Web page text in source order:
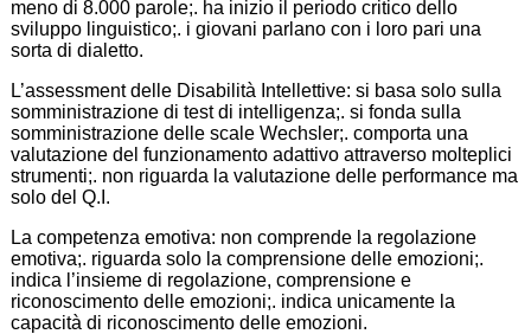
meno di 8.000 parole;. ha inizio il periodo critico dello
sviluppo linguistico;. i giovani parlano con i loro pari una
sorta di dialetto.
L’assessment delle Disabilità Intellettive: si basa solo sulla
somministrazione di test di intelligenza;. si fonda sulla
somministrazione delle scale Wechsler;. comporta una
valutazione del funzionamento adattivo attraverso molteplici
strumenti;. non riguarda la valutazione delle performance ma
solo del Q.I.
La competenza emotiva: non comprende la regolazione
emotiva;. riguarda solo la comprensione delle emozioni;.
indica l’insieme di regolazione, comprensione e
riconoscimento delle emozioni;. indica unicamente la
capacità di riconoscimento delle emozioni.